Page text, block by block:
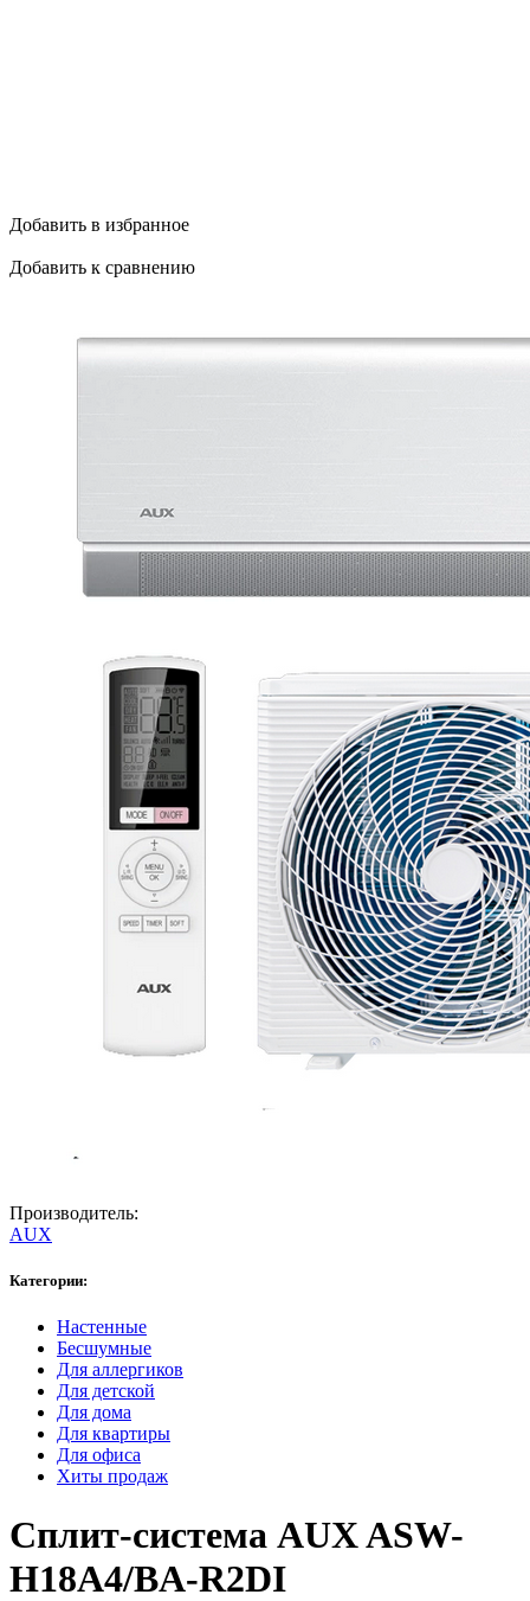
Добавить в избранное
Добавить к сравнению
Производитель:
AUX
Категории:
Настенные
Бесшумные
Для аллергиков
Для детской
Для дома
Для квартиры
Для офиса
Хиты продаж
Сплит-система AUX ASW-
H18A4/BA-R2DI